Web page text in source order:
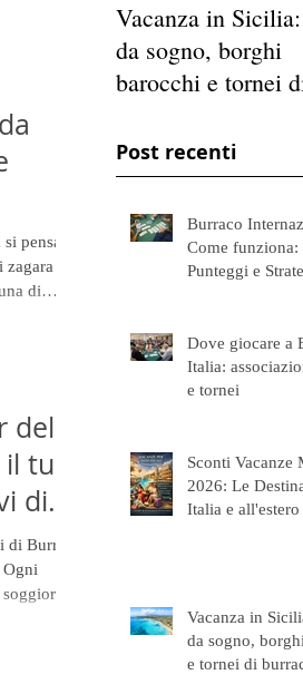
pensa
e ai
di
del
tuo
di
Burraco
Vacanza in
da sogno, borghi
barocchi e tornei
Post recenti
Burraco
Come funziona:
Punteggi e
Dove giocare a
Italia:
e tornei
Sconti Vacanze
2026: Le
Italia e all'estero
Vacanza in
da sogno,
e tornei di